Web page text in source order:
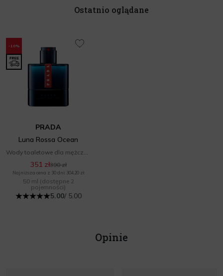
Ostatnio oglądane
-10%
PRADA
Luna Rossa Ocean
351 zł390 zł
Najniższa cena z 30 dni: 304,20 zł
50 ml (dostępne 2
pojemności)
5.00/ 5.00
Opinie